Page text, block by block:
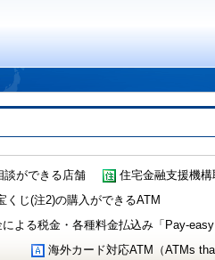
談ができる店舗 住宅金融支援機構
くじ(注2)の購入ができるATM
よる税金・各種料金払込み「Pay-
海外カード対応ATM（ATMs